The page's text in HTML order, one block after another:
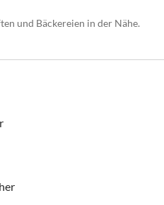
und Bäckereien in der Nähe.